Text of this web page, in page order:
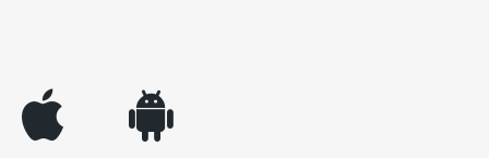
appleinc android